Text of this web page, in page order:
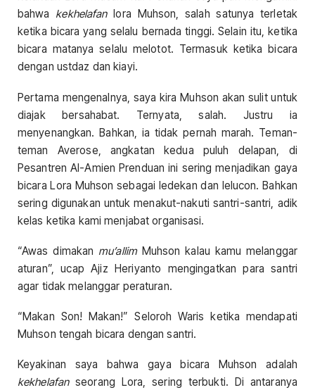
bahwa kekhelafanlora Muhson, salah satunya terletak
ketika bicara yang selalu bernada tinggi. Selain itu, ketika
bicara matanya selalu melotot. Termasuk ketika bicara
dengan ustdaz dan kiayi.
Pertama mengenalnya, saya kira Muhson akan sulit untuk
diajak bersahabat. Ternyata, salah. Justru ia
menyenangkan. Bahkan, ia tidak pernah marah. Teman-
teman Averose, angkatan kedua puluh delapan, di
Pesantren Al-Amien Prenduan ini sering menjadikan gaya
bicara Lora Muhson sebagai ledekan dan lelucon. Bahkan
sering digunakan untuk menakut-nakuti santri-santri, adik
kelas ketika kami menjabat organisasi.
“Awas dimakan mu’allimMuhson kalau kamu melanggar
aturan”, ucap Ajiz Heriyanto mengingatkan para santri
agar tidak melanggar peraturan.
“Makan Son! Makan!” Seloroh Waris ketika mendapati
Muhson tengah bicara dengan santri.
Keyakinan saya bahwa gaya bicara Muhson adalah
kekhelafanseorang Lora, sering terbukti. Di antaranya